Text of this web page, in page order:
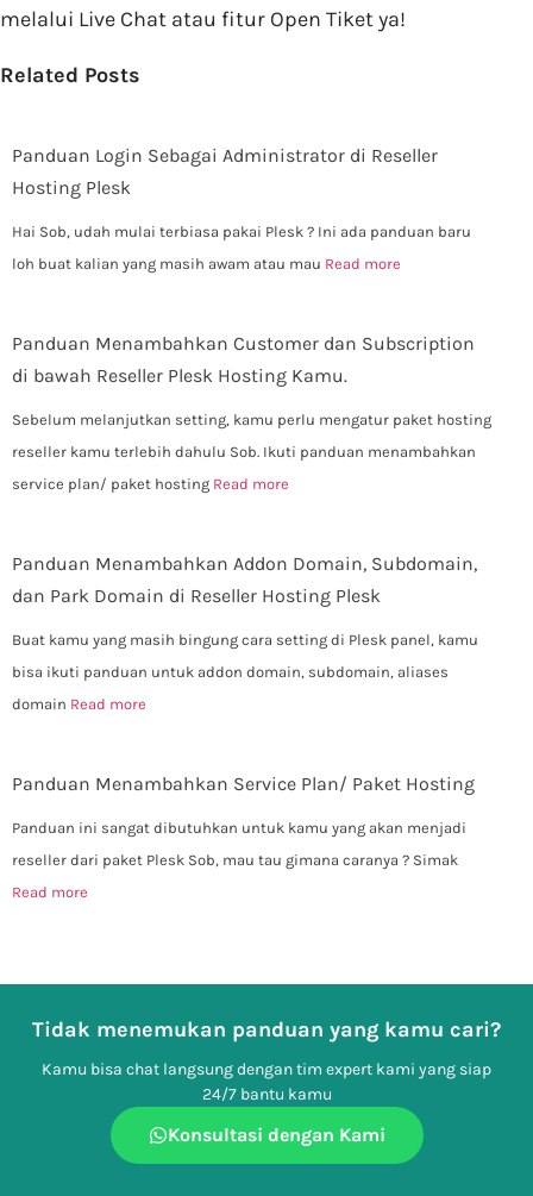
melalui Live Chat atau fitur Open Tiket ya!
Related Posts
Panduan Login Sebagai Administrator di Reseller
Hosting Plesk
Hai Sob, udah mulai terbiasa pakai Plesk ? Ini ada panduan baru
loh buat kalian yang masih awam atau mau Read more
Panduan Menambahkan Customer dan Subscription
di bawah Reseller Plesk Hosting Kamu.
Sebelum melanjutkan setting, kamu perlu mengatur paket hosting
reseller kamu terlebih dahulu Sob. Ikuti panduan menambahkan
service plan/ paket hosting Read more
Panduan Menambahkan Addon Domain, Subdomain,
dan Park Domain di Reseller Hosting Plesk
Buat kamu yang masih bingung cara setting di Plesk panel, kamu
bisa ikuti panduan untuk addon domain, subdomain, aliases
domain Read more
Panduan Menambahkan Service Plan/ Paket Hosting
Panduan ini sangat dibutuhkan untuk kamu yang akan menjadi
reseller dari paket Plesk Sob, mau tau gimana caranya ? Simak
Read more
Tidak menemukan panduan yang kamu cari?
Kamu bisa chat langsung dengan tim expert kami yang siap
24/7 bantu kamu
Konsultasi dengan Kami